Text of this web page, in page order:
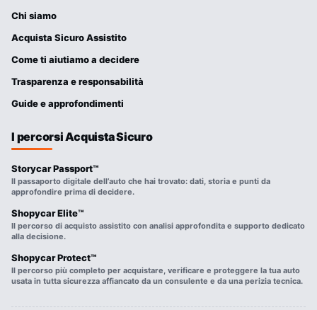
Chi siamo
Acquista Sicuro Assistito
Come ti aiutiamo a decidere
Trasparenza e responsabilità
Guide e approfondimenti
I percorsi Acquista Sicuro
Storycar Passport™
Il passaporto digitale dell’auto che hai trovato: dati, storia e punti da
approfondire prima di decidere.
Shopycar Elite™
Il percorso di acquisto assistito con analisi approfondita e supporto dedicato
alla decisione.
Shopycar Protect™
Il percorso più completo per acquistare, verificare e proteggere la tua auto
usata in tutta sicurezza affiancato da un consulente e da una perizia tecnica.